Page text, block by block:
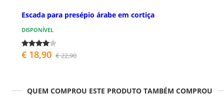
Escada para presépio árabe em cortiça
DISPONÍVEL
€ 18,90 € 22,90
QUEM COMPROU ESTE PRODUTO TAMBÉM COMPROU